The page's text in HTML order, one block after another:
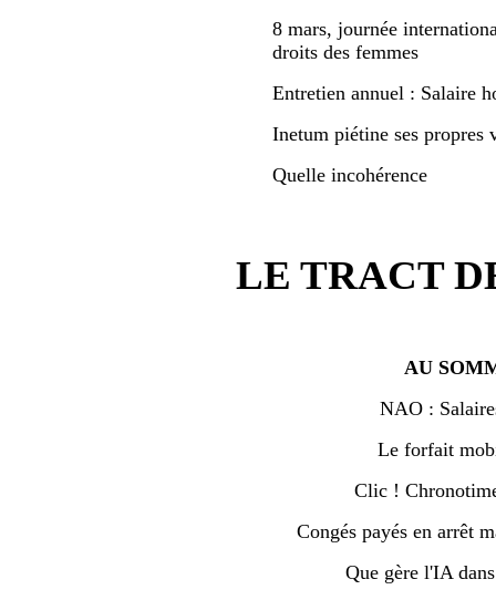
8 mars, journée
droits des femmes
Entretien annuel : Salaire
Inetum piétine ses propres
Quelle incohérence
LE TRACT
AU
NAO :
Le forfait
Clic !
Congés payés en arrêt
Que gère l'IA